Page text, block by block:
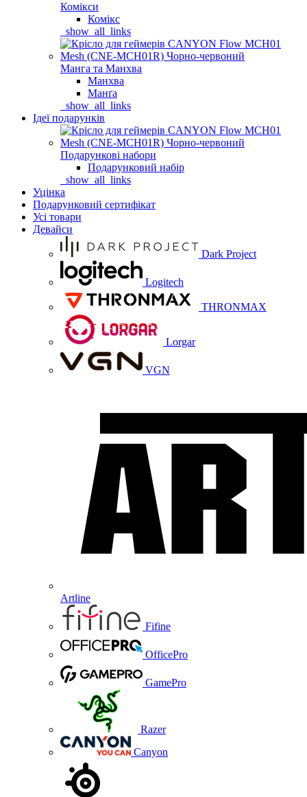
Комікси
Комікс
_show_all_links
Манга та Манхва
Манхва
Манґа
_show_all_links
Ідеї подарунків
Подарункові набори
Подарунковий набір
_show_all_links
Уцінка
Подарунковий сертифікат
Усі товари
Девайси
Dark Project
Logitech
THRONMAX
Lorgar
VGN
Artline
Fifine
OfficePro
GamePro
Razer
Canyon